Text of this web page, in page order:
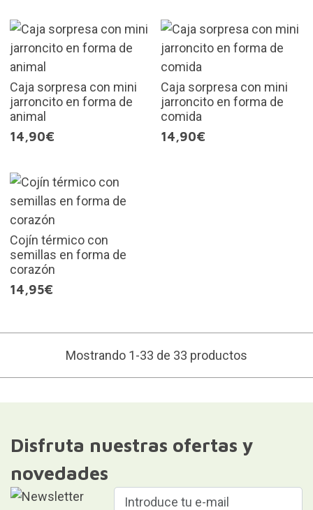
Caja sorpresa con mini
jarroncito en forma de
animal
14,90€
Caja sorpresa con mini
jarroncito en forma de
comida
14,90€
Cojín térmico con
semillas en forma de
corazón
14,95€
Mostrando 1-33 de 33 productos
Disfruta nuestras ofertas y
novedades